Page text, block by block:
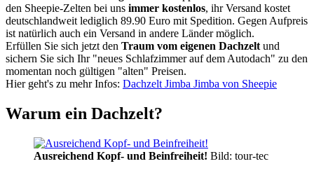
den Sheepie-Zelten bei uns immer kostenlos, ihr Versand kostet
deutschlandweit lediglich 89.90 Euro mit Spedition. Gegen Aufpreis
ist natürlich auch ein Versand in andere Länder möglich.
Erfüllen Sie sich jetzt den Traum vom eigenen Dachzelt und
sichern Sie sich Ihr "neues Schlafzimmer auf dem Autodach" zu den
momentan noch gültigen "alten" Preisen.
Hier geht's zu mehr Infos: Dachzelt Jimba Jimba von Sheepie
Warum ein Dachzelt?
Ausreichend Kopf- und Beinfreiheit! Bild: tour-tec